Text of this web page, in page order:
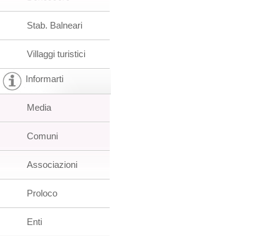
Stab. Balneari
Villaggi turistici
Informarti
Media
Comuni
Associazioni
Proloco
Enti